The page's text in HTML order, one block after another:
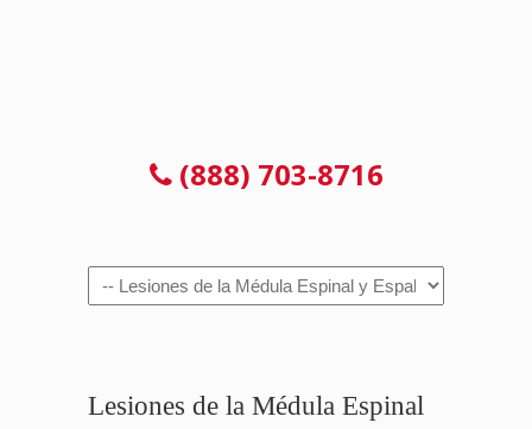
(888) 703-8716
Navigation
Lesiones de la Médula Espinal